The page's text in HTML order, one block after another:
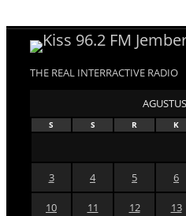
THE REAL INTERRACTIVE RADIO
S S R K
3 4 5 6
10 11 12 13